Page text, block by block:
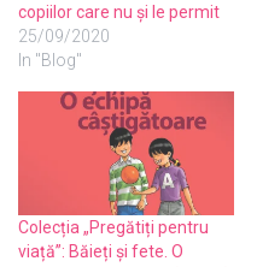
copiilor care nu și le permit
25/09/2020
In "Blog"
Colecția „Pregătiți pentru
viață”: Băieți și fete. O